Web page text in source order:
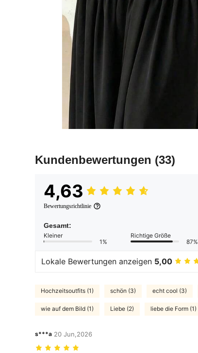
Kundenbewertungen (33)
4,63
Bewertungsrichtlinie
Gesamt:
Kleiner
1%
Richtige Größe
87%
Lokale Bewertungen anzeigen 5,00
Hochzeitsoutfits (1) schön (3) echt cool (3)
wie auf dem Bild (1) Liebe (2) liebe die Form (1)
s***a 20 Jun,2026